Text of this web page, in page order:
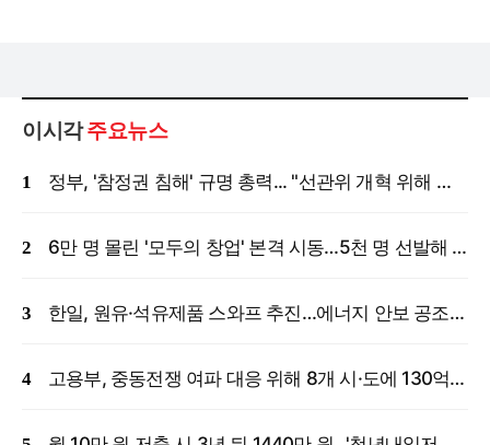
이시각주요뉴스
정부, '참정권 침해' 규명 총력... "선관위 개혁 위해 국정조사 등 모든 조치"
6만 명 몰린 '모두의 창업' 본격 시동…5천 명 선발해 밀착 지원
한일, 원유·석유제품 스와프 추진…에너지 안보 공조 강화
고용부, 중동전쟁 여파 대응 위해 8개 시·도에 130억 원 긴급 투입